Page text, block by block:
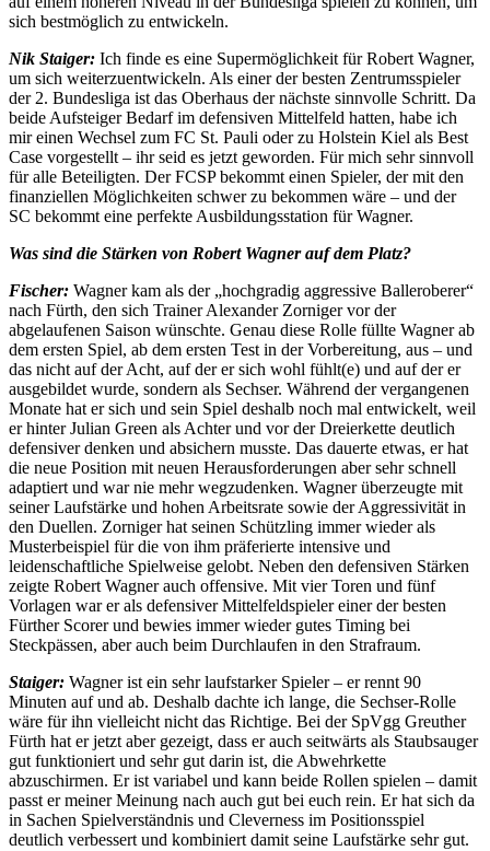
sich bestmöglich zu entwickeln.
Nik Staiger: Ich finde es eine Supermöglichkeit für Robert Wagner,
um sich weiterzuentwickeln. Als einer der besten Zentrumsspieler
der 2. Bundesliga ist das Oberhaus der nächste sinnvolle Schritt. Da
beide Aufsteiger Bedarf im defensiven Mittelfeld hatten, habe ich
mir einen Wechsel zum FC St. Pauli oder zu Holstein Kiel als Best
Case vorgestellt – ihr seid es jetzt geworden. Für mich sehr sinnvoll
für alle Beteiligten. Der FCSP bekommt einen Spieler, der mit den
finanziellen Möglichkeiten schwer zu bekommen wäre – und der
SC bekommt eine perfekte Ausbildungsstation für Wagner.
Was sind die Stärken von Robert Wagner auf dem Platz?
Fischer: Wagner kam als der „hochgradig aggressive Balleroberer“
nach Fürth, den sich Trainer Alexander Zorniger vor der
abgelaufenen Saison wünschte. Genau diese Rolle füllte Wagner ab
dem ersten Spiel, ab dem ersten Test in der Vorbereitung, aus – und
das nicht auf der Acht, auf der er sich wohl fühlt(e) und auf der er
ausgebildet wurde, sondern als Sechser. Während der vergangenen
Monate hat er sich und sein Spiel deshalb noch mal entwickelt, weil
er hinter Julian Green als Achter und vor der Dreierkette deutlich
defensiver denken und absichern musste. Das dauerte etwas, er hat
die neue Position mit neuen Herausforderungen aber sehr schnell
adaptiert und war nie mehr wegzudenken. Wagner überzeugte mit
seiner Laufstärke und hohen Arbeitsrate sowie der Aggressivität in
den Duellen. Zorniger hat seinen Schützling immer wieder als
Musterbeispiel für die von ihm präferierte intensive und
leidenschaftliche Spielweise gelobt. Neben den defensiven Stärken
zeigte Robert Wagner auch offensive. Mit vier Toren und fünf
Vorlagen war er als defensiver Mittelfeldspieler einer der besten
Fürther Scorer und bewies immer wieder gutes Timing bei
Steckpässen, aber auch beim Durchlaufen in den Strafraum.
Staiger: Wagner ist ein sehr laufstarker Spieler – er rennt 90
Minuten auf und ab. Deshalb dachte ich lange, die Sechser-Rolle
wäre für ihn vielleicht nicht das Richtige. Bei der SpVgg Greuther
Fürth hat er jetzt aber gezeigt, dass er auch seitwärts als Staubsauger
gut funktioniert und sehr gut darin ist, die Abwehrkette
abzuschirmen. Er ist variabel und kann beide Rollen spielen – damit
passt er meiner Meinung nach auch gut bei euch rein. Er hat sich da
in Sachen Spielverständnis und Cleverness im Positionsspiel
deutlich verbessert und kombiniert damit seine Laufstärke sehr gut.